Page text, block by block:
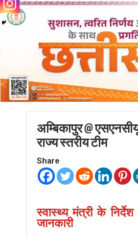
अम्बिकापुर @
राज्य स्तरीय टीम
Share
स्वास्थ्य मंत्री के
जानकारी